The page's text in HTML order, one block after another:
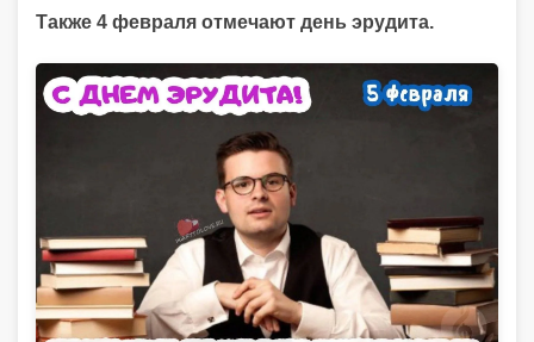
Также 4 февраля отмечают день эрудита.